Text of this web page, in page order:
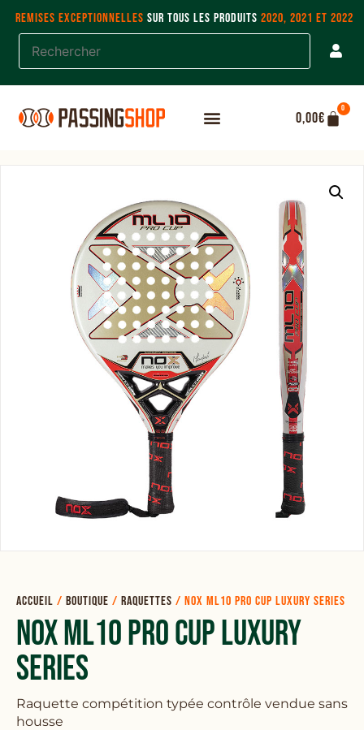
REMISES EXCEPTIONNELLES SUR TOUS LES PRODUITS 2020, 2021 ET 2022
0,00€
0
Accueil / Boutique / Raquettes / NOX ML10 Pro Cup Luxury Series
NOX ML10 Pro Cup Luxury
Series
Raquette compétition typée contrôle vendue sans
housse